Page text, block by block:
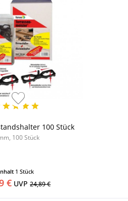
100 Stück
100 Stück
1 Stück
€ UVP 24,89 €